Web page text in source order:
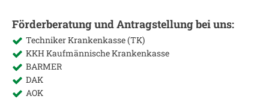
Förderberatung und Antragstellung bei uns:
Techniker Krankenkasse (TK)
KKH Kaufmännische Krankenkasse
BARMER
DAK
AOK